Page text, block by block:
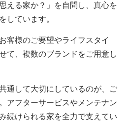
える家か？」を自問し、真心を
しています。
客様のご要望やライフスタイ
て、複数のブランドをご用意し
通して大切にしているのが、ご
アフターサービスやメンテナン
続けられる家を全力で支えてい